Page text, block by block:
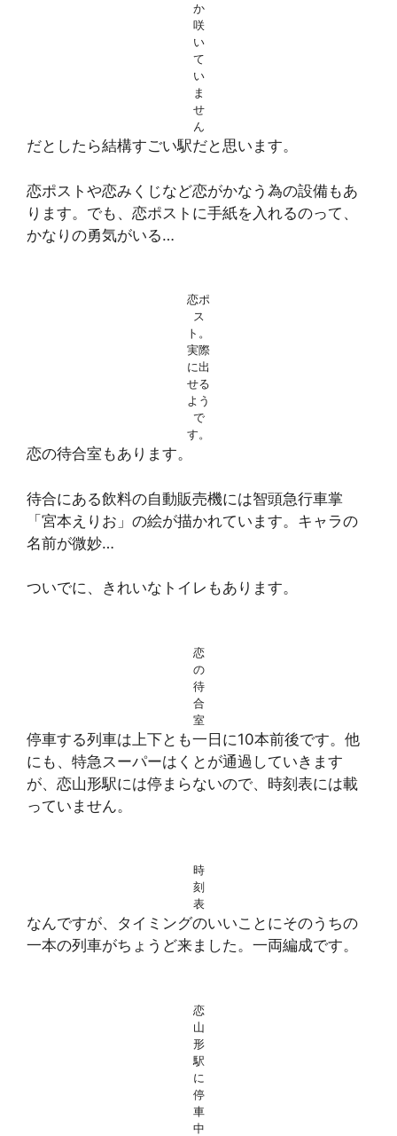
か
咲
い
て
い
ま
せ
ん
だとしたら結構すごい駅だと思います。
恋ポストや恋みくじなど恋がかなう為の設備もあ
ります。でも、恋ポストに手紙を入れるのって、
かなりの勇気がいる…
恋ポ
ス
ト。
実際
に出
せる
よう
で
す。
恋の待合室もあります。
待合にある飲料の自動販売機には智頭急行車掌
「宮本えりお」の絵が描かれています。キャラの
名前が微妙…
ついでに、きれいなトイレもあります。
恋
の
待
合
室
停車する列車は上下とも一日に10本前後です。他
にも、特急スーパーはくとが通過していきます
が、恋山形駅には停まらないので、時刻表には載
っていません。
時
刻
表
なんですが、タイミングのいいことにそのうちの
一本の列車がちょうど来ました。一両編成です。
恋
山
形
駅
に
停
車
中